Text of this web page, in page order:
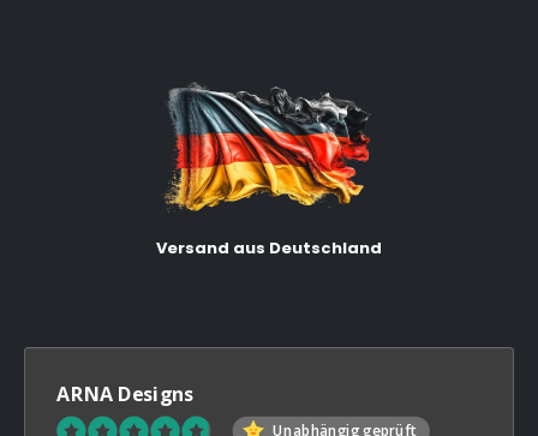
Versand aus Deutschland
ARNA Designs
Unabhängig geprüft